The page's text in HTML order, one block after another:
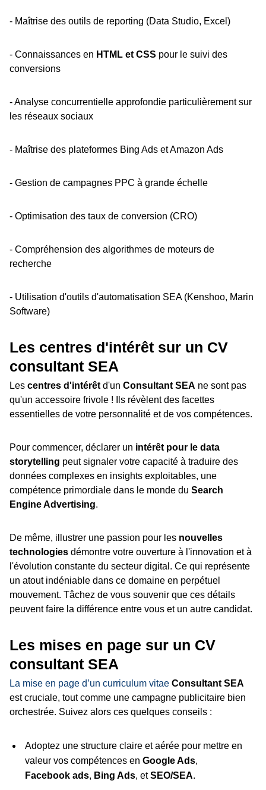
- Maîtrise des outils de reporting (Data Studio, Excel)
- Connaissances en HTML et CSS pour le suivi des
conversions
- Analyse concurrentielle approfondie particulièrement sur
les réseaux sociaux
- Maîtrise des plateformes Bing Ads et Amazon Ads
- Gestion de campagnes PPC à grande échelle
- Optimisation des taux de conversion (CRO)
- Compréhension des algorithmes de moteurs de
recherche
- Utilisation d'outils d'automatisation SEA (Kenshoo, Marin
Software)
Les centres d'intérêt sur un CV
consultant SEA
Les centres d'intérêt d'un Consultant SEA ne sont pas
qu'un accessoire frivole ! Ils révèlent des facettes
essentielles de votre personnalité et de vos compétences.
Pour commencer, déclarer un intérêt pour le data
storytelling peut signaler votre capacité à traduire des
données complexes en insights exploitables, une
compétence primordiale dans le monde du Search
Engine Advertising.
De même, illustrer une passion pour les nouvelles
technologies démontre votre ouverture à l'innovation et à
l'évolution constante du secteur digital. Ce qui représente
un atout indéniable dans ce domaine en perpétuel
mouvement. Tâchez de vous souvenir que ces détails
peuvent faire la différence entre vous et un autre candidat.
Les mises en page sur un CV
consultant SEA
La mise en page d’un curriculum vitae Consultant SEA
est cruciale, tout comme une campagne publicitaire bien
orchestrée. Suivez alors ces quelques conseils :
Adoptez une structure claire et aérée pour mettre en
valeur vos compétences en Google Ads,
Facebook ads, Bing Ads, etSEO/SEA.